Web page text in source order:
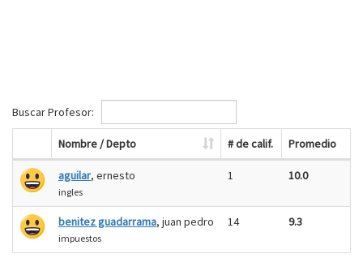
Buscar Profesor:
Nombre / Depto # de calif. Promedio
aguilar, ernesto
ingles
1 10.0
benitez guadarrama, juan pedro
impuestos
14 9.3